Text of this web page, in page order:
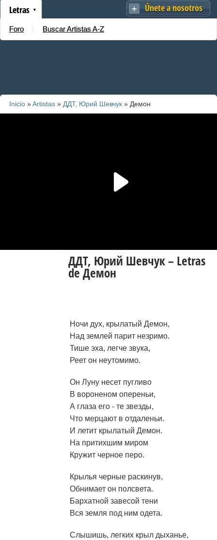
Únete a nosotros
Letras
Foro Buscar Artistas A-Z
Inicio »Artistas » ДДТ, Юрий Шевчук » Демон
ДДТ, Юрий Шевчук – Letras
de Демон
Ночи дух, крылатый Демон,
Над землей парит незримо.
Тише эха, легче звука,
Реет он неутомимо.
Он Луну несет пугливо
В вороненом опереньи,
А глаза его - те звезды,
Что мерцают в отдаленьи.
И летит крылатый Демон.
На притихшим миром
Кружит черное перо.
Крылья черные раскинув,
Обнимает он полсвета.
Бархатной завесой тени
Вся земля под ним одета.
Слышишь, легких крыл дыханье,